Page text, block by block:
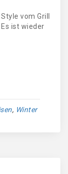
vom Grill
ist wieder
, Winter